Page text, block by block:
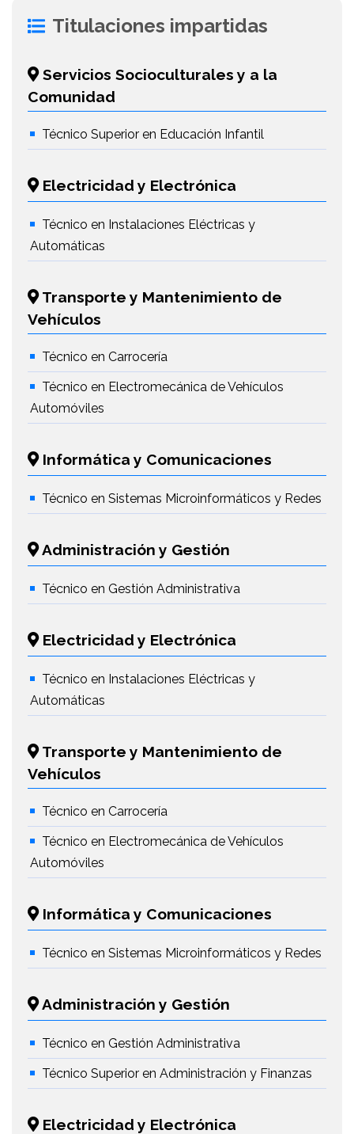
Titulaciones impartidas
Servicios Socioculturales y a la
Comunidad
Técnico Superior en Educación Infantil
Electricidad y Electrónica
Técnico en Instalaciones Eléctricas y
Automáticas
Transporte y Mantenimiento de
Vehículos
Técnico en Carrocería
Técnico en Electromecánica de Vehículos
Automóviles
Informática y Comunicaciones
Técnico en Sistemas Microinformáticos y Redes
Administración y Gestión
Técnico en Gestión Administrativa
Electricidad y Electrónica
Técnico en Instalaciones Eléctricas y
Automáticas
Transporte y Mantenimiento de
Vehículos
Técnico en Carrocería
Técnico en Electromecánica de Vehículos
Automóviles
Informática y Comunicaciones
Técnico en Sistemas Microinformáticos y Redes
Administración y Gestión
Técnico en Gestión Administrativa
Técnico Superior en Administración y Finanzas
Electricidad y Electrónica